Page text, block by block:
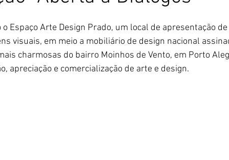
Espaço Arte Design Prado, um local de apresentação
visuais, em meio a mobiliário de design nacional
charmosas do bairro Moinhos de Vento, em Porto
apreciação e comercialização de arte e design.